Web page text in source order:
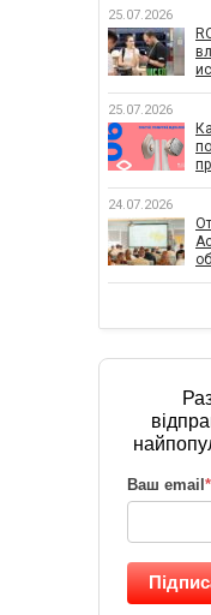
25.07.2026
25.07.2026
24.07.2026
Ваш email *